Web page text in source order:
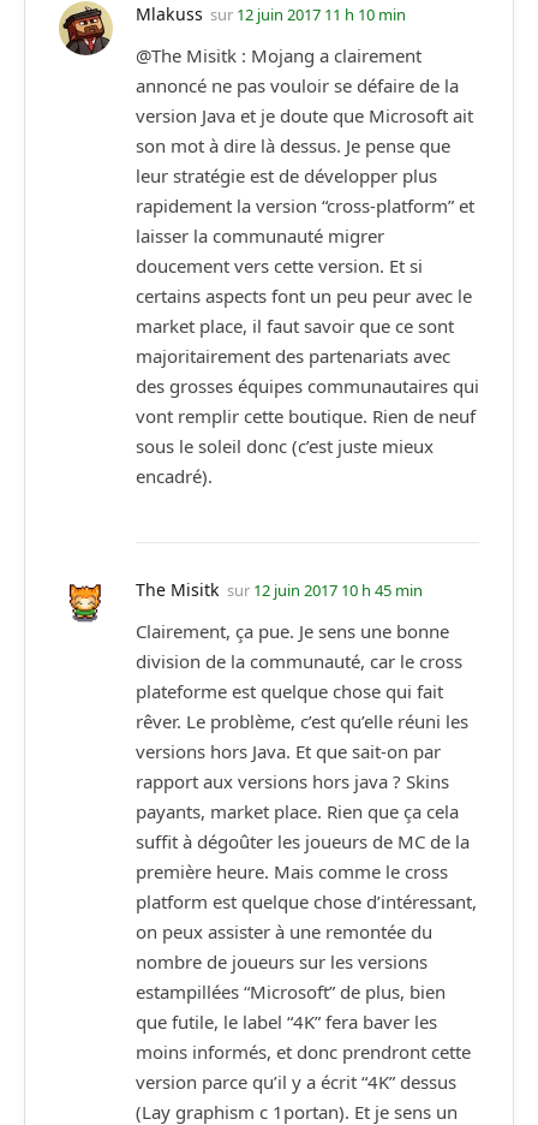
Mlakuss sur 12 juin 2017 11 h 10 min
@The Misitk : Mojang a clairement
annoncé ne pas vouloir se défaire de la
version Java et je doute que Microsoft ait
son mot à dire là dessus. Je pense que
leur stratégie est de développer plus
rapidement la version “cross-platform” et
laisser la communauté migrer
doucement vers cette version. Et si
certains aspects font un peu peur avec le
market place, il faut savoir que ce sont
majoritairement des partenariats avec
des grosses équipes communautaires qui
vont remplir cette boutique. Rien de neuf
sous le soleil donc (c’est juste mieux
encadré).
The Misitk sur 12 juin 2017 10 h 45 min
Clairement, ça pue. Je sens une bonne
division de la communauté, car le cross
plateforme est quelque chose qui fait
rêver. Le problème, c’est qu’elle réuni les
versions hors Java. Et que sait-on par
rapport aux versions hors java ? Skins
payants, market place. Rien que ça cela
suffit à dégoûter les joueurs de MC de la
première heure. Mais comme le cross
platform est quelque chose d’intéressant,
on peux assister à une remontée du
nombre de joueurs sur les versions
estampillées “Microsoft” de plus, bien
que futile, le label “4K” fera baver les
moins informés, et donc prendront cette
version parce qu’il y a écrit “4K” dessus
(Lay graphism c 1portan). Et je sens un